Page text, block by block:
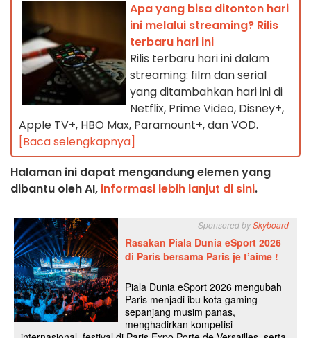
Apa yang bisa ditonton hari
ini melalui streaming? Rilis
terbaru hari ini
Rilis terbaru hari ini dalam
streaming: film dan serial
yang ditambahkan hari ini di
Netflix, Prime Video, Disney+,
Apple TV+, HBO Max, Paramount+, dan VOD.
[Baca selengkapnya]
Halaman ini dapat mengandung elemen yang
dibantu oleh AI, informasi lebih lanjut di sini.